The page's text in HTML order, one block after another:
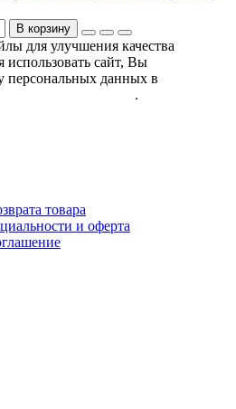
В корзину
для улучшения качества
сайт, Вы
персональных данных в
.
товара
и оферта